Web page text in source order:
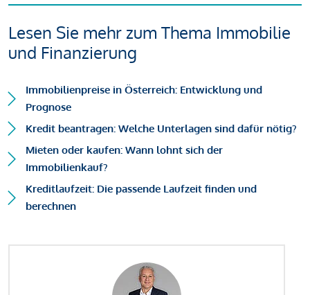
Lesen Sie mehr zum Thema Immobilie
und Finanzierung
Immobilienpreise in Österreich: Entwicklung und
Prognose
Kredit beantragen: Welche Unterlagen sind dafür nötig?
Mieten oder kaufen: Wann lohnt sich der
Immobilienkauf?
Kreditlaufzeit: Die passende Laufzeit finden und
berechnen